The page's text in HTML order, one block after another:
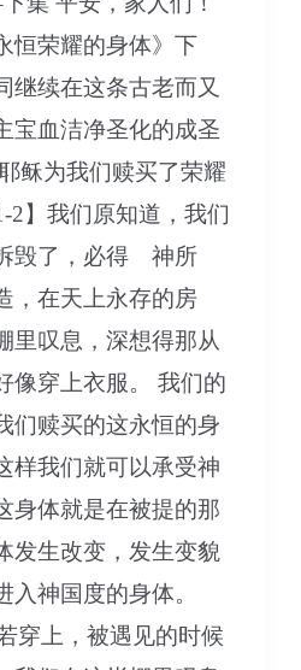
恒荣耀的身体》下
继续在这条古老而又
宝血洁净圣化的成圣
稣为我们赎买了荣耀
2】我们原知道，我们
毁了，必得 神所
，在天上永存的房
里叹息，深想得那从
像穿上衣服。 我们的
们赎买的这永恒的身
样我们就可以承受神
身体就是在被提的那
发生改变，发生变貌
入神国度的身体。
穿上，被遇见的时候